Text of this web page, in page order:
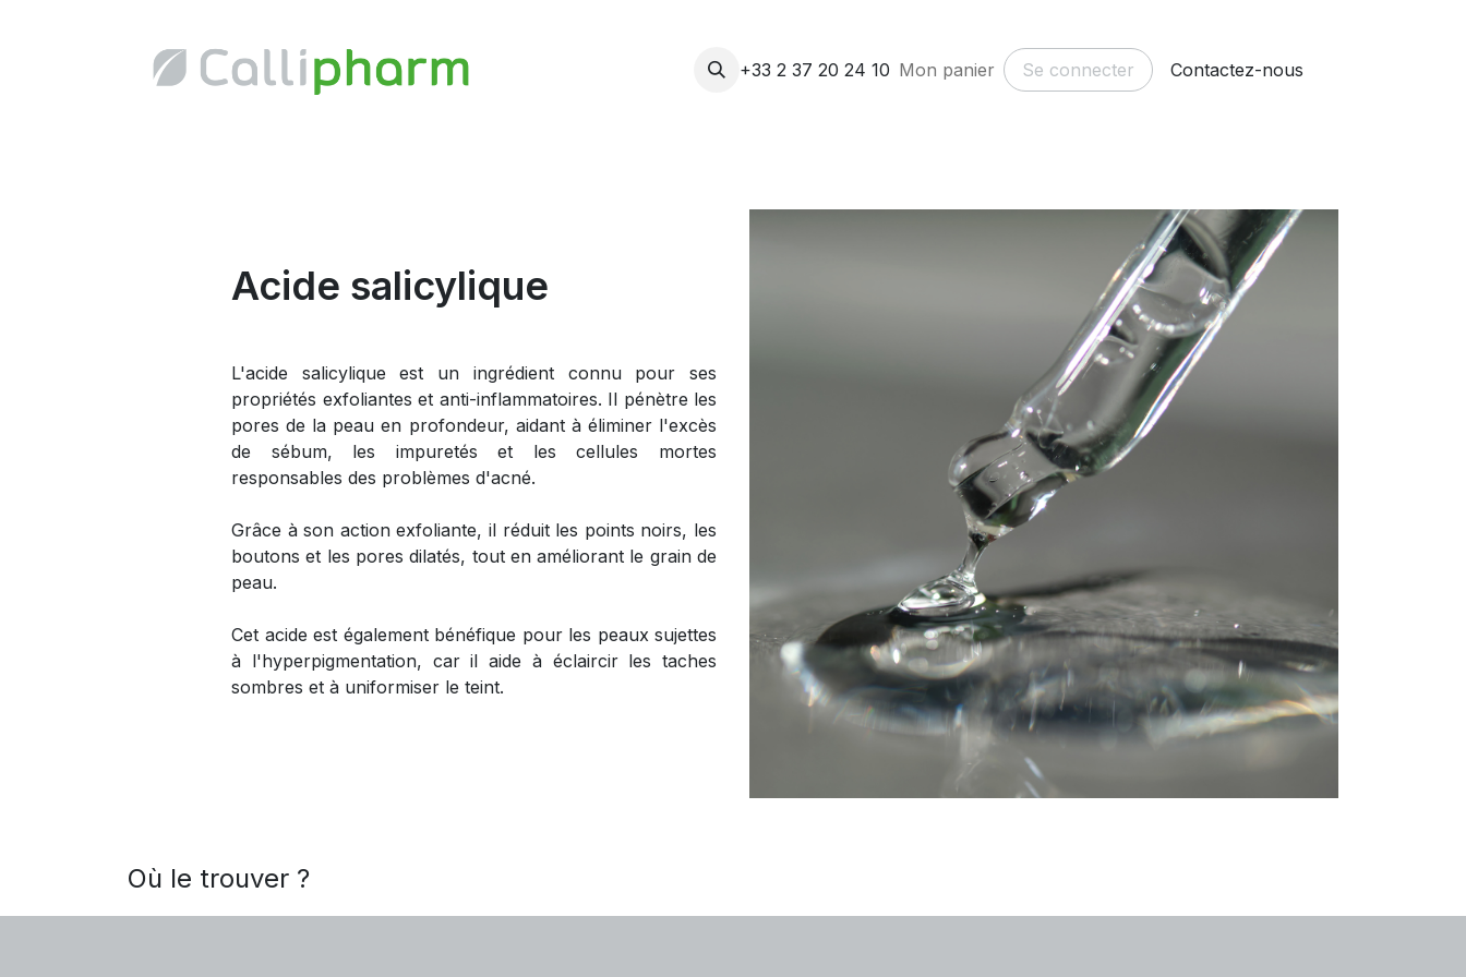
Contactez-nous Nos Actifs Blog Forum Rendez-vous
+33 2 37 20 24 10 Mon panier Se connecter Contactez-nous
Acide salicylique
L'acide salicylique est un ingrédient connu pour ses
propriétés exfoliantes et anti-inflammatoires. Il pénètre les
pores de la peau en profondeur, aidant à éliminer l'excès
de sébum, les impuretés et les cellules mortes
responsables des problèmes d'acné.
Grâce à son action exfoliante, il réduit les points noirs, les
boutons et les pores dilatés, tout en améliorant le grain de
peau.
Cet acide est également bénéfique pour les peaux sujettes
à l'hyperpigmentation, car il aide à éclaircir les taches
sombres et à uniformiser le teint.
Où le trouver ?